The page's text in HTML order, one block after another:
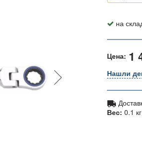
на
Цена: 1
Нашли
Вес: 0.1 кг